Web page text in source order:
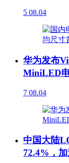
5 08.04
华为发布
MiniLED
7 08.04
中国大陆
72.4%，